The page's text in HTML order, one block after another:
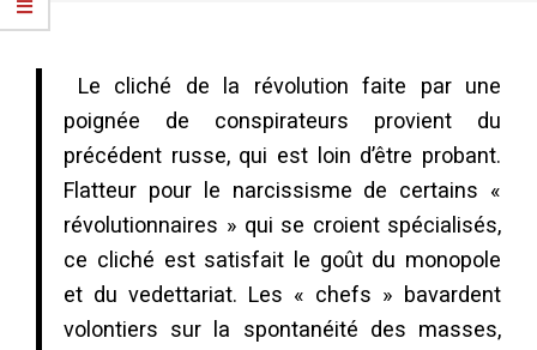
Le cliché de la révolution faite par une
poignée de conspirateurs provient du
précédent russe, qui est loin d’être probant.
Flatteur pour le narcissisme de certains «
révolutionnaires » qui se croient spécialisés,
ce cliché est satisfait le goût du monopole
et du vedettariat. Les « chefs » bavardent
volontiers sur la spontanéité des masses,